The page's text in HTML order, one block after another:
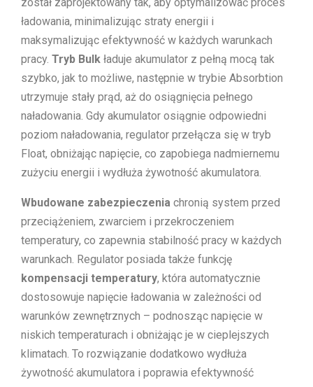
ładowania, minimalizując straty energii i
maksymalizując efektywność w każdych warunkach
pracy. Tryb Bulk ładuje akumulator z pełną mocą tak
szybko, jak to możliwe, następnie w trybie Absorbtion
utrzymuje stały prąd, aż do osiągnięcia pełnego
naładowania. Gdy akumulator osiągnie odpowiedni
poziom naładowania, regulator przełącza się w tryb
Float, obniżając napięcie, co zapobiega nadmiernemu
zużyciu energii i wydłuża żywotność akumulatora.
Wbudowane zabezpieczenia chronią system przed
przeciążeniem, zwarciem i przekroczeniem
temperatury, co zapewnia stabilność pracy w każdych
warunkach. Regulator posiada także funkcję
kompensacji temperatury, która automatycznie
dostosowuje napięcie ładowania w zależności od
warunków zewnętrznych – podnosząc napięcie w
niskich temperaturach i obniżając je w cieplejszych
klimatach. To rozwiązanie dodatkowo wydłuża
żywotność akumulatora i poprawia efektywność